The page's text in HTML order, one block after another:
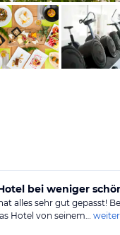
Hotelier, April 2020
bei weniger
alles sehr gut gepasst!
Hotel von seinem…